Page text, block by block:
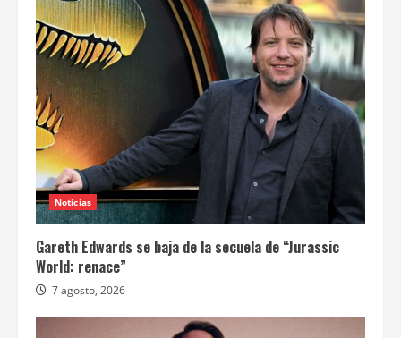
Noticias
Gareth Edwards se baja de la secuela de “Jurassic
World: renace”
7 agosto, 2026